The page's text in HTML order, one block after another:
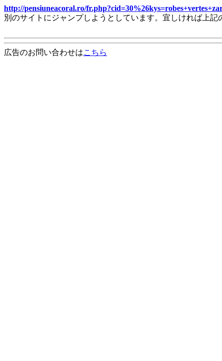
http://pensiuneacoral.ro/
別のサイトにジャンプしようとしています。宜しければ上
広告のお問い合わせはこちら